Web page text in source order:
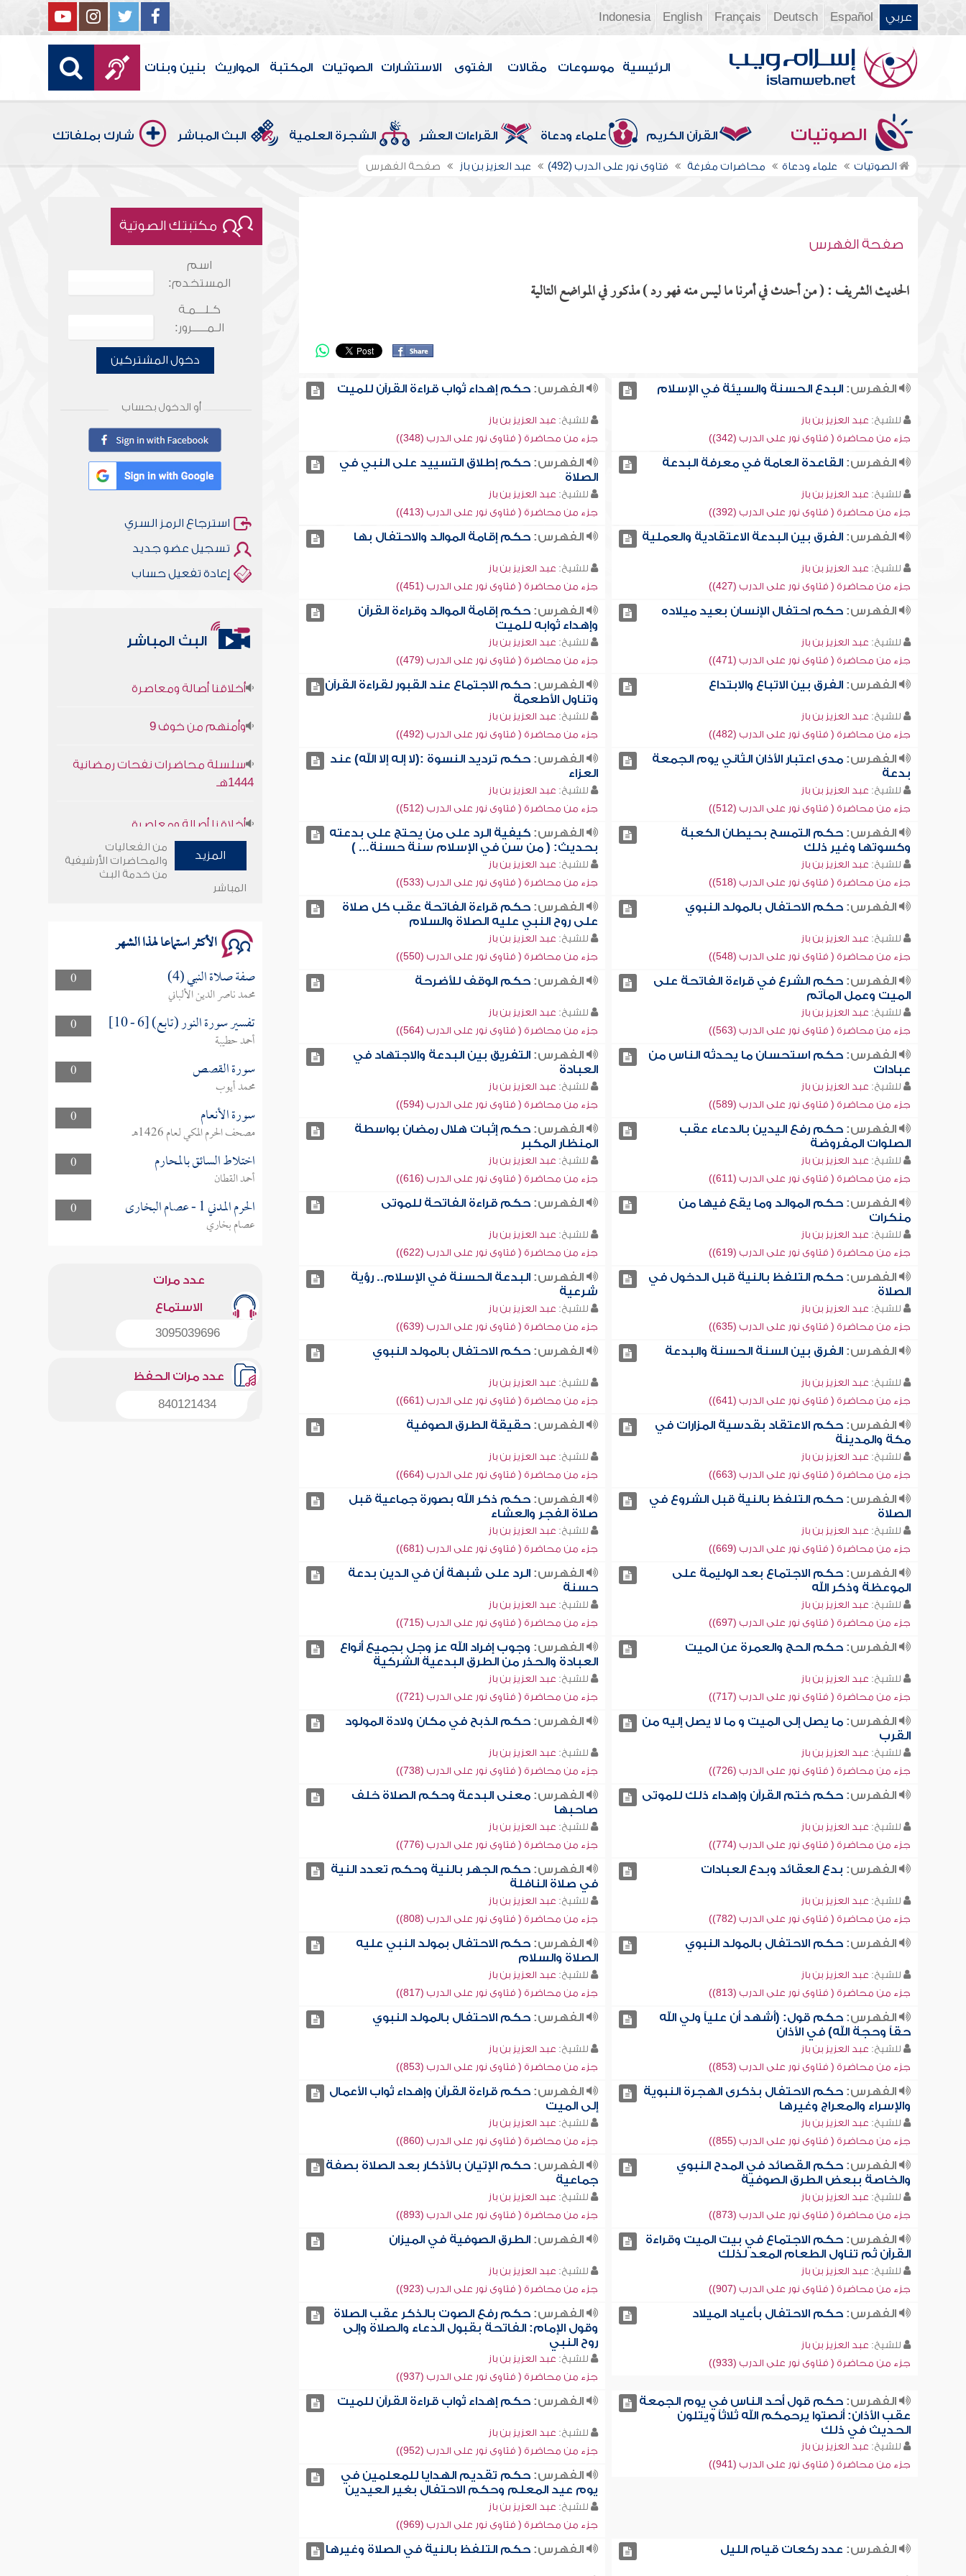
عربي Español
Deutsch
Français
English
Indonesia
الرئيسية موسوعات مقالات الفتوى الاستشارات الصوتيات المكتبة المواريث بنين وبنات
الصوتيات القرآن الكريم علماء ودعاة القراءات العشر الشجرة العلمية البث المباشر شارك بملفاتك
الصوتيات علماء ودعاة محاضرات مفرغة فتاوى نور على الدرب (492) عبد العزيز بن باز صفحة الفهرس
صفحة الفهرس
الحديث الشريف : ( من أحدث في أمرنا ما ليس منه فهو رد ) مذكور في المواضع التالية
الفهرس:البدع الحسنة والسيئة في الإسلام
للشيخ: عبد العزيز بن باز
جزء من محاضرة ( فتاوى نور على الدرب (342))
الفهرس: حكم إهداء ثواب قراءة القرآن للميت
للشيخ: عبد العزيز بن باز
جزء من محاضرة ( فتاوى نور على الدرب (348))
الفهرس:القاعدة العامة في معرفة البدعة
للشيخ: عبد العزيز بن باز
جزء من محاضرة ( فتاوى نور على الدرب (392))
الفهرس: حكم إطلاق التسييد على النبي في
الصلاة
للشيخ: عبد العزيز بن باز
جزء من محاضرة ( فتاوى نور على الدرب (413))
الفهرس:الفرق بين البدعة الاعتقادية والعملية
للشيخ: عبد العزيز بن باز
جزء من محاضرة ( فتاوى نور على الدرب (427))
الفهرس: حكم إقامة الموالد والاحتفال بها
للشيخ: عبد العزيز بن باز
جزء من محاضرة ( فتاوى نور على الدرب (451))
الفهرس:حكم احتفال الإنسان بعيد ميلاده
للشيخ: عبد العزيز بن باز
جزء من محاضرة ( فتاوى نور على الدرب (471))
الفهرس: حكم إقامة الموالد وقراءة القرآن
وإهداء ثوابه للميت
للشيخ: عبد العزيز بن باز
جزء من محاضرة ( فتاوى نور على الدرب (479))
الفهرس:الفرق بين الاتباع والابتداع
للشيخ: عبد العزيز بن باز
جزء من محاضرة ( فتاوى نور على الدرب (482))
الفهرس: حكم الاجتماع عند القبور لقراءة القرآن
وتناول الأطعمة
للشيخ: عبد العزيز بن باز
جزء من محاضرة ( فتاوى نور على الدرب (492))
الفهرس:مدى اعتبار الأذان الثاني يوم الجمعة
بدعة
للشيخ: عبد العزيز بن باز
جزء من محاضرة ( فتاوى نور على الدرب (512))
الفهرس: حكم ترديد النسوة :(لا إله إلا الله) عند
العزاء
للشيخ: عبد العزيز بن باز
جزء من محاضرة ( فتاوى نور على الدرب (512))
الفهرس:حكم التمسح بحيطان الكعبة
وكسوتها وغير ذلك
للشيخ: عبد العزيز بن باز
جزء من محاضرة ( فتاوى نور على الدرب (518))
الفهرس: كيفية الرد على من يحتج على بدعته
بحديث: ( من سن في الإسلام سنة حسنة... )
للشيخ: عبد العزيز بن باز
جزء من محاضرة ( فتاوى نور على الدرب (533))
الفهرس:حكم الاحتفال بالمولد النبوي
للشيخ: عبد العزيز بن باز
جزء من محاضرة ( فتاوى نور على الدرب (548))
الفهرس: حكم قراءة الفاتحة عقب كل صلاة
على روح النبي عليه الصلاة والسلام
للشيخ: عبد العزيز بن باز
جزء من محاضرة ( فتاوى نور على الدرب (550))
الفهرس:حكم الشرع في قراءة الفاتحة على
الميت وعمل المآتم
للشيخ: عبد العزيز بن باز
جزء من محاضرة ( فتاوى نور على الدرب (563))
الفهرس: حكم الوقف للأضرحة
للشيخ: عبد العزيز بن باز
جزء من محاضرة ( فتاوى نور على الدرب (564))
الفهرس:حكم استحسان ما يحدثه الناس من
عبادات
للشيخ: عبد العزيز بن باز
جزء من محاضرة ( فتاوى نور على الدرب (589))
الفهرس: التفريق بين البدعة والاجتهاد في
العبادة
للشيخ: عبد العزيز بن باز
جزء من محاضرة ( فتاوى نور على الدرب (594))
الفهرس:حكم رفع اليدين بالدعاء عقب
الصلوات المفروضة
للشيخ: عبد العزيز بن باز
جزء من محاضرة ( فتاوى نور على الدرب (611))
الفهرس: حكم إثبات هلال رمضان بواسطة
المنظار المكبر
للشيخ: عبد العزيز بن باز
جزء من محاضرة ( فتاوى نور على الدرب (616))
الفهرس:حكم الموالد وما يقع فيها من
منكرات
للشيخ: عبد العزيز بن باز
جزء من محاضرة ( فتاوى نور على الدرب (619))
الفهرس: حكم قراءة الفاتحة للموتى
للشيخ: عبد العزيز بن باز
جزء من محاضرة ( فتاوى نور على الدرب (622))
الفهرس:حكم التلفظ بالنية قبل الدخول في
الصلاة
للشيخ: عبد العزيز بن باز
جزء من محاضرة ( فتاوى نور على الدرب (635))
الفهرس: البدعة الحسنة في الإسلام.. رؤية
شرعية
للشيخ: عبد العزيز بن باز
جزء من محاضرة ( فتاوى نور على الدرب (639))
الفهرس:الفرق بين السنة الحسنة والبدعة
للشيخ: عبد العزيز بن باز
جزء من محاضرة ( فتاوى نور على الدرب (641))
الفهرس: حكم الاحتفال بالمولد النبوي
للشيخ: عبد العزيز بن باز
جزء من محاضرة ( فتاوى نور على الدرب (661))
الفهرس:حكم الاعتقاد بقدسية المزارات في
مكة والمدينة
للشيخ: عبد العزيز بن باز
جزء من محاضرة ( فتاوى نور على الدرب (663))
الفهرس: حقيقة الطرق الصوفية
للشيخ: عبد العزيز بن باز
جزء من محاضرة ( فتاوى نور على الدرب (664))
الفهرس:حكم التلفظ بالنية قبل الشروع في
الصلاة
للشيخ: عبد العزيز بن باز
جزء من محاضرة ( فتاوى نور على الدرب (669))
الفهرس: حكم ذكر الله بصورة جماعية قبل
صلاة الفجر والعشاء
للشيخ: عبد العزيز بن باز
جزء من محاضرة ( فتاوى نور على الدرب (681))
الفهرس:حكم الاجتماع بعد الوليمة على
الموعظة وذكر الله
للشيخ: عبد العزيز بن باز
جزء من محاضرة ( فتاوى نور على الدرب (697))
الفهرس: الرد على شبهة أن في الدين بدعة
حسنة
للشيخ: عبد العزيز بن باز
جزء من محاضرة ( فتاوى نور على الدرب (715))
الفهرس:حكم الحج والعمرة عن الميت
للشيخ: عبد العزيز بن باز
جزء من محاضرة ( فتاوى نور على الدرب (717))
الفهرس: وجوب إفراد الله عز وجل بجميع أنواع
العبادة والحذر من الطرق البدعية الشركية
للشيخ: عبد العزيز بن باز
جزء من محاضرة ( فتاوى نور على الدرب (721))
الفهرس:ما يصل إلى الميت و ما لا يصل إليه من
القرب
للشيخ: عبد العزيز بن باز
جزء من محاضرة ( فتاوى نور على الدرب (726))
الفهرس: حكم الذبح في مكان ولادة المولود
للشيخ: عبد العزيز بن باز
جزء من محاضرة ( فتاوى نور على الدرب (738))
الفهرس:حكم ختم القرآن وإهداء ذلك للموتى
للشيخ: عبد العزيز بن باز
جزء من محاضرة ( فتاوى نور على الدرب (774))
الفهرس: معنى البدعة وحكم الصلاة خلف
صاحبها
للشيخ: عبد العزيز بن باز
جزء من محاضرة ( فتاوى نور على الدرب (776))
الفهرس: بدع العقائد وبدع العبادات
للشيخ: عبد العزيز بن باز
جزء من محاضرة ( فتاوى نور على الدرب (782))
الفهرس: حكم الجهر بالنية وحكم تعدد النية
في صلاة النافلة
للشيخ: عبد العزيز بن باز
جزء من محاضرة ( فتاوى نور على الدرب (808))
الفهرس:حكم الاحتفال بالمولد النبوي
للشيخ: عبد العزيز بن باز
جزء من محاضرة ( فتاوى نور على الدرب (813))
الفهرس: حكم الاحتفال بمولد النبي عليه
الصلاة والسلام
للشيخ: عبد العزيز بن باز
جزء من محاضرة ( فتاوى نور على الدرب (817))
الفهرس:حكم قول: (أشهد أن علياً ولي الله
حقاً وحجة الله) في الأذان
للشيخ: عبد العزيز بن باز
جزء من محاضرة ( فتاوى نور على الدرب (853))
الفهرس: حكم الاحتفال بالمولد النبوي
للشيخ: عبد العزيز بن باز
جزء من محاضرة ( فتاوى نور على الدرب (853))
الفهرس:حكم الاحتفال بذكرى الهجرة النبوية
والإسراء والمعراج وغيرها
للشيخ: عبد العزيز بن باز
جزء من محاضرة ( فتاوى نور على الدرب (855))
الفهرس: حكم قراءة القرآن وإهداء ثواب الأعمال
إلى الميت
للشيخ: عبد العزيز بن باز
جزء من محاضرة ( فتاوى نور على الدرب (860))
الفهرس:حكم القصائد في المدح النبوي
والخاصة ببعض الطرق الصوفية
للشيخ: عبد العزيز بن باز
جزء من محاضرة ( فتاوى نور على الدرب (873))
الفهرس: حكم الإتيان بالأذكار بعد الصلاة بصفة
جماعية
للشيخ: عبد العزيز بن باز
جزء من محاضرة ( فتاوى نور على الدرب (893))
الفهرس:حكم الاجتماع في بيت الميت وقراءة
القرآن ثم تناول الطعام المعد لذلك
للشيخ: عبد العزيز بن باز
جزء من محاضرة ( فتاوى نور على الدرب (907))
الفهرس: الطرق الصوفية في الميزان
للشيخ: عبد العزيز بن باز
جزء من محاضرة ( فتاوى نور على الدرب (923))
الفهرس:حكم الاحتفال بأعياد الميلاد
للشيخ: عبد العزيز بن باز
جزء من محاضرة ( فتاوى نور على الدرب (933))
الفهرس: حكم رفع الصوت بالذكر عقب الصلاة
وقول الإمام: الفاتحة بقبول الدعاء والصلاة وإلى
روح النبي
للشيخ: عبد العزيز بن باز
جزء من محاضرة ( فتاوى نور على الدرب (937))
الفهرس:حكم قول أحد الناس في يوم الجمعة
عقب الأذان: أنصتوا يرحمكم الله ثلاثاً ويتلون
الحديث في ذلك
للشيخ: عبد العزيز بن باز
جزء من محاضرة ( فتاوى نور على الدرب (941))
الفهرس: حكم إهداء ثواب قراءة القرآن للميت
للشيخ: عبد العزيز بن باز
جزء من محاضرة ( فتاوى نور على الدرب (952))
الفهرس: حكم تقديم الهدايا للمعلمين في
يوم عيد المعلم وحكم الاحتفال بغير العيدين
للشيخ: عبد العزيز بن باز
جزء من محاضرة ( فتاوى نور على الدرب (969))
الفهرس: عدد ركعات قيام الليل الفهرس: حكم التلفظ بالنية في الصلاة وغيرها
مكتبتك الصوتية
اسم
المستخدم:
كـلـــمـة
الـمـــــرور:
دخول المشتركين
أو الدخول بحساب
استرجاع الرمز السري
تسجيل عضو جديد
إعادة تفعيل حساب
البث المباشر
1444هـ
وأمنهم من خوف 9
سلسلة محاضرات نفحات رمضانية
1444هـ
المزيد
من الفعاليات
والمحاضرات الأرشيفية
من خدمة البث
المباشر
الأكثر استماعا لهذا الشهر
0 صفة صلاة النبي (4)
محمد ناصر الدين الألباني
0
تفسير سورة النور (تابع) [6 - 10]
أحمد حطيبة
0
سورة القصص
محمد أيوب
0
سورة الأنعام
مصحف الحرم المكي لعام 1426هـ
0
اختلاط السائق بالمحارم
أحمد القطان
0
الحرم المدني 1 - عصام البخارى
عصام بخاري
عدد مرات
الاستماع
3095039696
عدد مرات الحفظ
840121434